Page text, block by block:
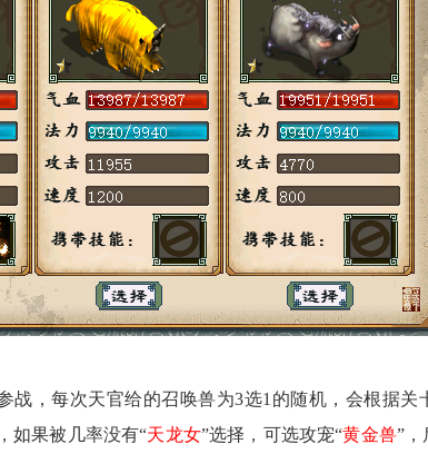
，每次天官给的召唤兽为3选1的随机，会根据关
如果被几率没有“天龙女”选择，可选攻宠“黄金兽”，